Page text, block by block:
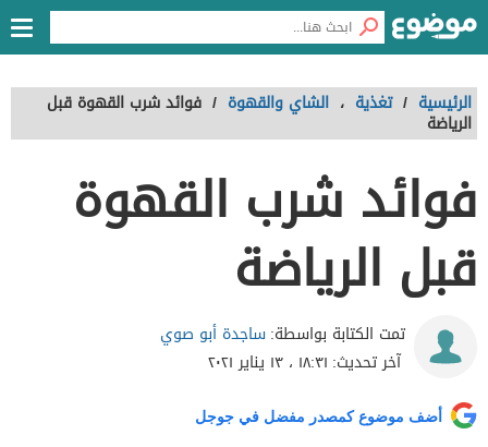
الرئيسية / تغذية ، الشاي والقهوة / فوائد شرب القهوة قبل
الرياضة
فوائد شرب القهوة
قبل الرياضة
تمت الكتابة بواسطة:ساجدة أبو صوي
آخر تحديث: ١٨:٣١ ، ١٣ يناير ٢٠٢١
أضف موضوع كمصدر مفضل في جوجل